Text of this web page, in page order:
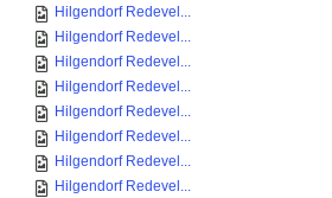
Hilgendorf Redevel...
Hilgendorf Redevel...
Hilgendorf Redevel...
Hilgendorf Redevel...
Hilgendorf Redevel...
Hilgendorf Redevel...
Hilgendorf Redevel...
Hilgendorf Redevel...